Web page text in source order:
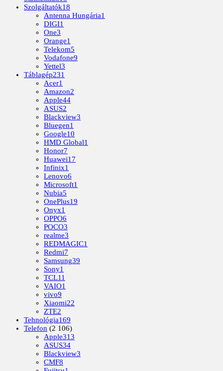
Szolgáltatók18
Antenna Hungária1
DIGI1
One3
Orange1
Telekom5
Vodafone9
Yettel3
Táblagép231
Acer1
Amazon2
Apple44
ASUS2
Blackview3
Bluegen1
Google10
HMD Global1
Honor7
Huawei17
Infinix1
Lenovo6
Microsoft1
Nubia5
OnePlus19
Onyx1
OPPO6
POCO3
realme3
REDMAGIC1
Redmi7
Samsung39
Sony1
TCL11
VAIO1
vivo9
Xiaomi22
ZTE2
Tehnológia169
Telefon (2 106)
Apple313
ASUS34
Blackview3
CMF8